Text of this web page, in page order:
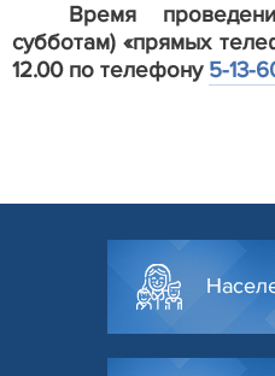
Время
субботам) «прямых
12.00 по телефону 5-13-